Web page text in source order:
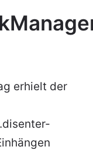
erhielt der